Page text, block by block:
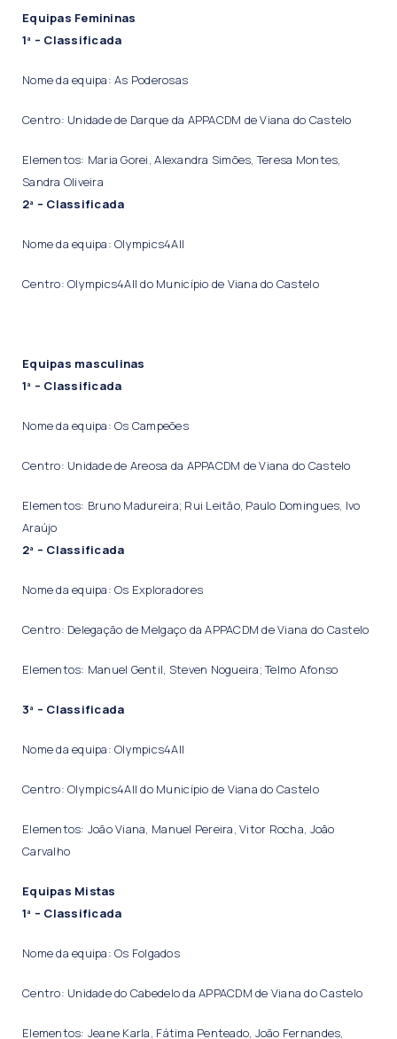
Equipas Femininas
1ª – Classificada
Nome da equipa: As Poderosas
Centro: Unidade de Darque da APPACDM de Viana do Castelo
Elementos: Maria Gorei, Alexandra Simões, Teresa Montes,
Sandra Oliveira
2ª – Classificada
Nome da equipa: Olympics4All
Centro: Olympics4All do Município de Viana do Castelo
Equipas masculinas
1ª – Classificada
Nome da equipa: Os Campeões
Centro: Unidade de Areosa da APPACDM de Viana do Castelo
Elementos: Bruno Madureira; Rui Leitão, Paulo Domingues, Ivo
Araújo
2ª – Classificada
Nome da equipa: Os Exploradores
Centro: Delegação de Melgaço da APPACDM de Viana do Castelo
Elementos: Manuel Gentil, Steven Nogueira; Telmo Afonso
3ª – Classificada
Nome da equipa: Olympics4All
Centro: Olympics4All do Município de Viana do Castelo
Elementos: João Viana, Manuel Pereira, Vitor Rocha, João
Carvalho
Equipas Mistas
1ª – Classificada
Nome da equipa: Os Folgados
Centro: Unidade do Cabedelo da APPACDM de Viana do Castelo
Elementos: Jeane Karla, Fátima Penteado, João Fernandes,